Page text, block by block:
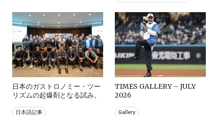
日本のガストロノミー・ツー
リズムの起爆剤となる試み。
日本語記事
TIMES GALLERY – JULY
2026
Gallery